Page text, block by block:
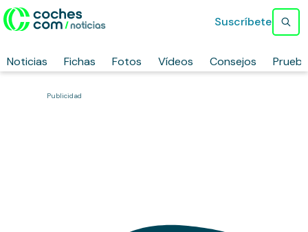
Noticias Fichas Fotos Vídeos Consejos
Suscríbete
Publicidad